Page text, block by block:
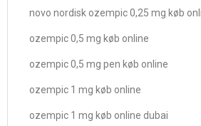
novo nordisk ozempic 0,25 mg køb
ozempic 0,5 mg køb online
ozempic 0,5 mg pen køb online
ozempic 1 mg køb online
ozempic 1 mg køb online dubai